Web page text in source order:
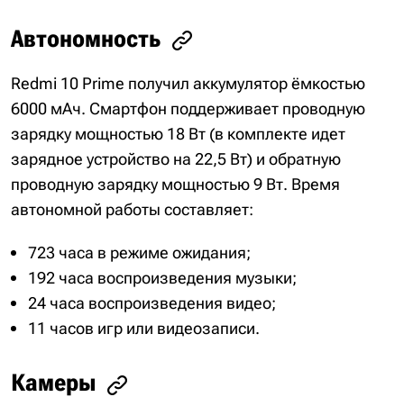
Автономность
Redmi 10 Prime получил аккумулятор ёмкостью
6000 мАч. Смартфон поддерживает проводную
зарядку мощностью 18 Вт (в комплекте идет
зарядное устройство на 22,5 Вт) и обратную
проводную зарядку мощностью 9 Вт. Время
автономной работы составляет:
723 часа в режиме ожидания;
192 часа воспроизведения музыки;
24 часа воспроизведения видео;
11 часов игр или видеозаписи.
Камеры